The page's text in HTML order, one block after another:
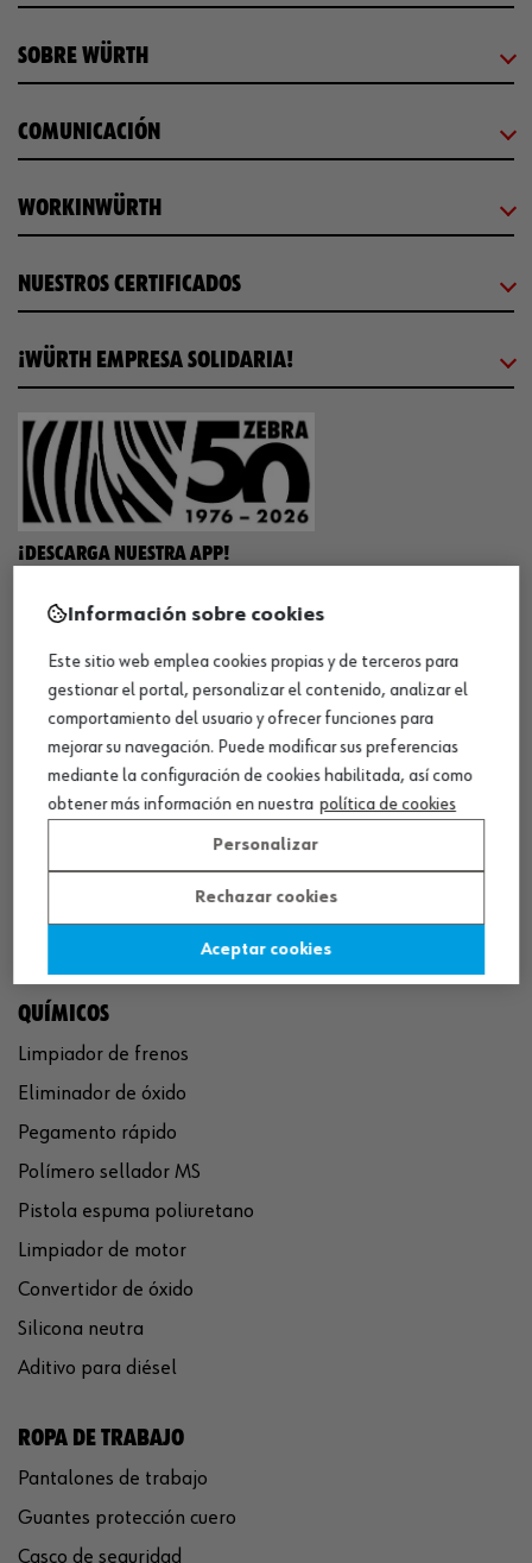
SOBRE WÜRTH
COMUNICACIÓN
WORKINWÜRTH
NUESTROS CERTIFICADOS
¡WÜRTH EMPRESA SOLIDARIA!
¡DESCARGA NUESTRA APP!
MÉTODOS DE PAGO
¡SÍGUENOS!
QUÍMICOS
Limpiador de frenos
Eliminador de óxido
Pegamento rápido
Polímero sellador MS
Pistola espuma poliuretano
Limpiador de motor
Convertidor de óxido
Silicona neutra
Aditivo para diésel
ROPA DE TRABAJO
Pantalones de trabajo
Guantes protección cuero
Casco de seguridad
Información sobre cookies
Este sitio web emplea cookies propias y de terceros para
gestionar el portal, personalizar el contenido, analizar el
comportamiento del usuario y ofrecer funciones para
mejorar su navegación. Puede modificar sus preferencias
mediante la configuración de cookies habilitada, así como
obtener más información en nuestra política de cookies
Personalizar
Rechazar cookies
Aceptar cookies